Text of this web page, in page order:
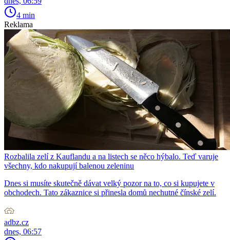
4 min
Reklama
Rozbalila zelí z Kauflandu a na listech se něco hýbalo. Teď varuje
všechny, kdo nakupují balenou zeleninu
Dnes si musíte skutečně dávat velký pozor na to, co si kupujete v
obchodech. Tato zákaznice si přinesla domů nechutné čínské zelí.
adbz.cz
dnes, 06:57